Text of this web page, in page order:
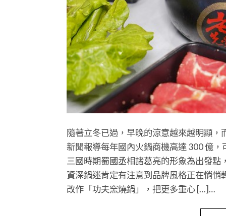
隨著立冬已過，早晚的涼意越來越明顯，
新聞報導每年國內火鍋商機高達 300 億
三國時期蜀國丞相諸葛亮的形象為出發點
資深鍋迷肯定有注意到品牌風格正在悄
改作「功夫窯燒鍋」，把更多重心 […]…